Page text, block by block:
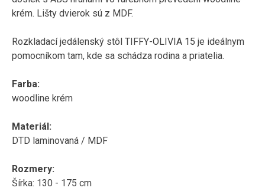
krém. Lišty dvierok sú z MDF.
Rozkladací jedálenský stôl TIFFY-OLIVIA 15 je ideálnym
pomocníkom tam, kde sa schádza rodina a priatelia.
Farba:
woodline krém
Materiál:
DTD laminovaná / MDF
Rozmery:
Šírka: 130 - 175 cm